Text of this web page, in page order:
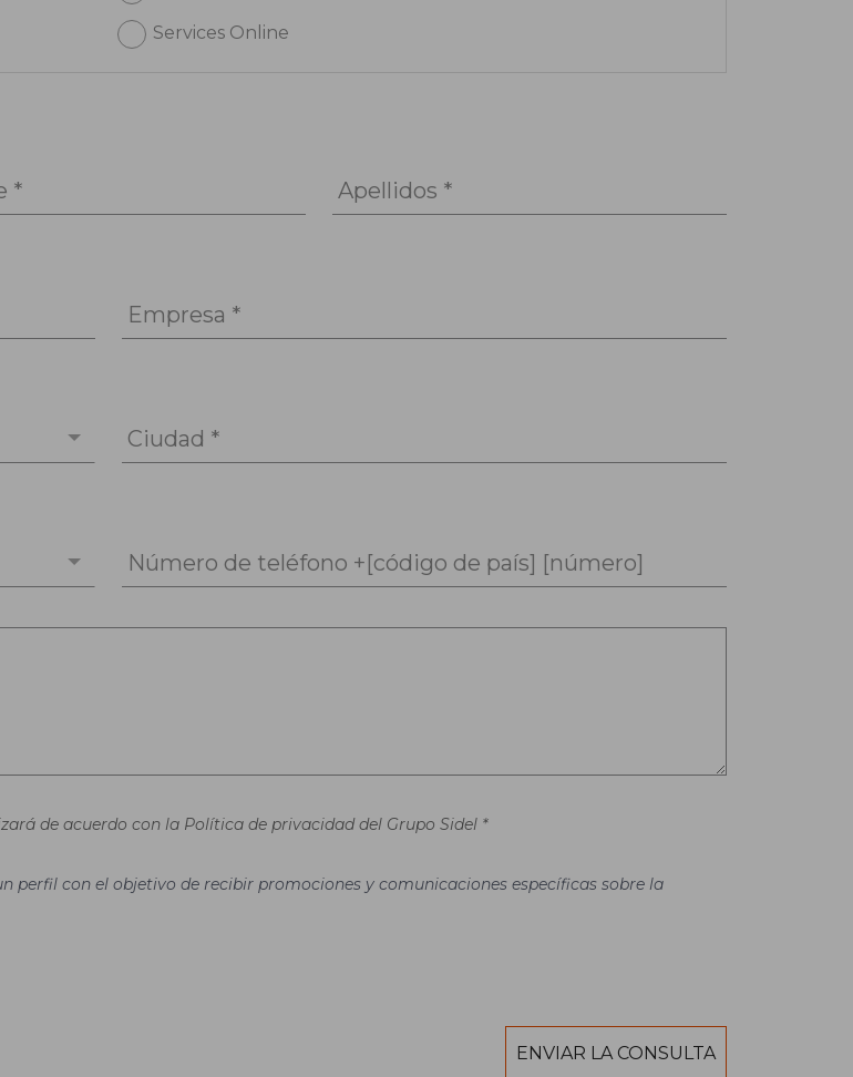
Services Online
* Apellidos *
Empresa *
Ciudad *
Número de teléfono +[código de país] [número]
de acuerdo con la Política de privacidad del Grupo Sidel *
perfil con el objetivo de recibir promociones y comunicaciones específicas sobre la